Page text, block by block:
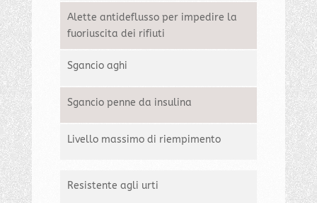
Alette antideflusso per impedire la
fuoriuscita dei rifiuti
Sgancio aghi
Sgancio penne da insulina
Livello massimo di riempimento
Resistente agli urti